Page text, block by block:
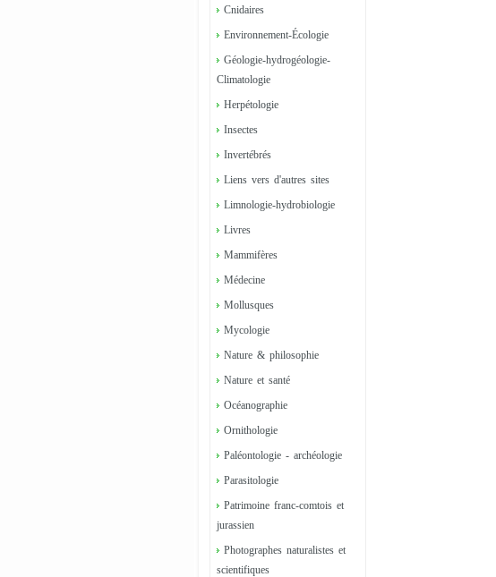
Cnidaires
Environnement-Écologie
Géologie-hydrogéologie-
Climatologie
Herpétologie
Insectes
Invertébrés
Liens vers d'autres sites
Limnologie-hydrobiologie
Livres
Mammifères
Médecine
Mollusques
Mycologie
Nature & philosophie
Nature et santé
Océanographie
Ornithologie
Paléontologie - archéologie
Parasitologie
Patrimoine franc-comtois et
jurassien
Photographes naturalistes et
scientifiques